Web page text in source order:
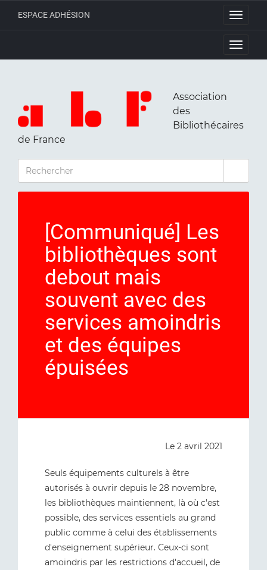
Toggle
ESPACE ADHÉSION
Toggle
Association
des
Bibliothécaires
de France
RECHERCHER
[Communiqué] Les
bibliothèques sont
debout mais
souvent avec des
services amoindris
et des équipes
épuisées
Le 2 avril 2021
Seuls équipements culturels à être
autorisés à ouvrir depuis le 28 novembre,
les bibliothèques maintiennent, là où c'est
possible, des services essentiels au grand
public comme à celui des établissements
d'enseignement supérieur. Ceux-ci sont
amoindris par les restrictions d'accueil, de